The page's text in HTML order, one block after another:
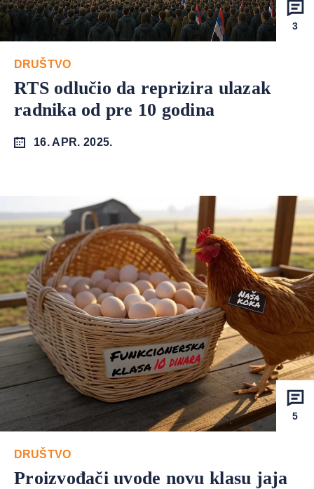
3
DRUŠTVO
RTS odlučio da reprizira ulazak
radnika od pre 10 godina
16. APR. 2025.
5
DRUŠTVO
Proizvođači uvode novu klasu jaja